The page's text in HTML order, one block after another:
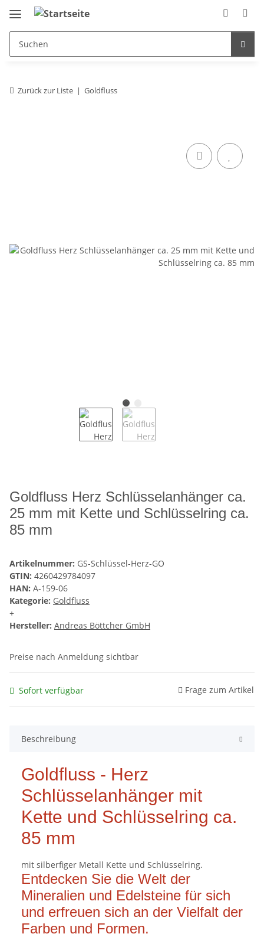
Zurück zur Liste Goldfluss
Goldfluss Herz Schlüsselanhänger ca.
25 mm mit Kette und Schlüsselring ca.
85 mm
Artikelnummer: GS-Schlüssel-Herz-GO
GTIN: 4260429784097
HAN: A-159-06
Kategorie: Goldfluss
+
Hersteller: Andreas Böttcher GmbH
Preise nach Anmeldung sichtbar
Sofort verfügbar Frage zum Artikel
Beschreibung
Goldfluss - Herz
Schlüsselanhänger mit
Kette und Schlüsselring ca.
85 mm
mit silberfiger Metall Kette und Schlüsselring.
Entdecken Sie die Welt der
Mineralien und Edelsteine für sich
und erfreuen sich an der Vielfalt der
Farben und Formen.